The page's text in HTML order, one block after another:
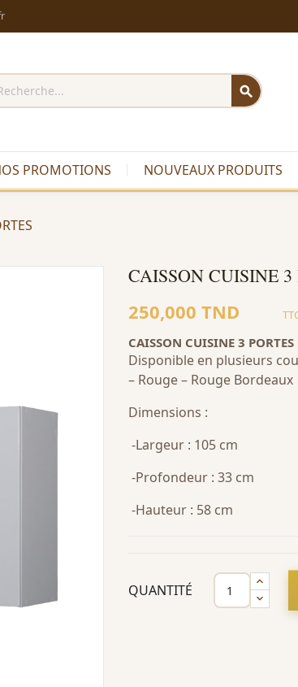
search
PROMOTIONS NOUVEAUX PRODUITS
CAISSON CUISINE 3
250,000 TND
CAISSON CUISINE 3 PORTES
Disponible en plusieurs
– Rouge – Rouge Bordeaux
Dimensions :
-Largeur : 105 cm
-Profondeur : 33 cm
-Hauteur : 58 cm
QUANTITÉ